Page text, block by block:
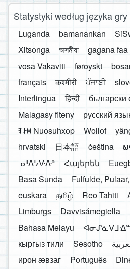
Statystyki według języka gry
Luganda bamanankan
Xitsonga
অসমীয়া
gagana
vosa Vakaviti
føroyskt
français
कश्मीरी ਪੰਜਾਬੀ
Interlingua
हिन्दी
български
Malagasy fiteny
русский
ꆈꌠ꒿ Nuosuhxop
Wollof
hrvatski
日本語 čeština ພ
ᓀᐦᐃᔭᐍᐏᐣ
Հայերեն
Basa Sunda
Fulfulde,
euskara
தமிழ் Reo Tahiti
Limburgs
Davvisámegiella
Bahasa Melayu
ᐊᓂᔑᓈᐯᒧᐎᓐ
кыргыз тили
Sesotho
ирон æвзаг
Português